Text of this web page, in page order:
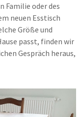
Familie oder des
neuen Esstisch
Größe und
passt, finden wir
Gespräch heraus,